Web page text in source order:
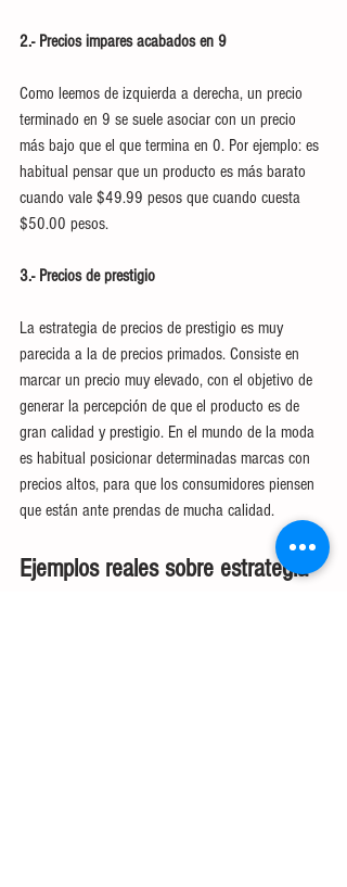
2.- Precios impares acabados en 9
Como leemos de izquierda a derecha, un precio
terminado en 9 se suele asociar con un precio
más bajo que el que termina en 0. Por ejemplo: es
habitual pensar que un producto es más barato
cuando vale $49.99 pesos que cuando cuesta
$50.00 pesos.
3.- Precios de prestigio
La estrategia de precios de prestigio es muy
parecida a la de precios primados. Consiste en
marcar un precio muy elevado, con el objetivo de
generar la percepción de que el producto es de
gran calidad y prestigio. En el mundo de la moda
es habitual posicionar determinadas marcas con
precios altos, para que los consumidores piensen
que están ante prendas de mucha calidad.
Ejemplos reales sobre estrategia